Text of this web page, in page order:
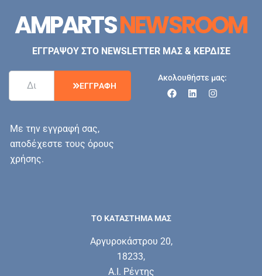
AMPARTSNEWSROOM
ΕΓΓΡΑΨΟΥ ΣΤΟ NEWSLETTER ΜΑΣ & ΚΕΡΔΙΣΕ
ΕΓΓΡΑΦΗ
Με την εγγραφή σας,
αποδέχεστε τους όρους
χρήσης.
Ακολουθήστε μας:
ΤΟ ΚΑΤΑΣΤΗΜΑ ΜΑΣ
Αργυροκάστρου 20,
18233,
Α.Ι. Ρέντης